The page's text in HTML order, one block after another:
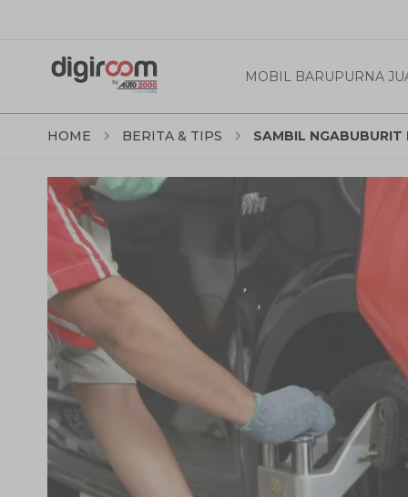
MOBIL BARUPURNA
HOME BERITA & TIPS SAMBIL NGABUBURIT